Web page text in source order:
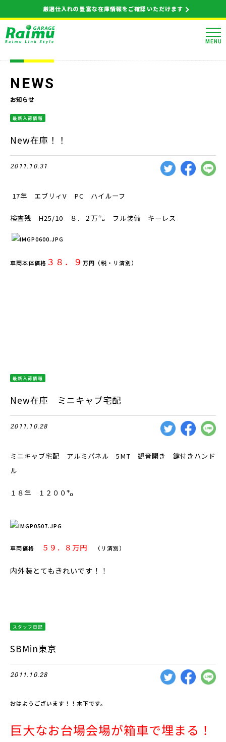
厳選仕入れの豊富な在庫情報をご確認いただけます
MENU
NEWS
お知らせ
最新入荷情報
New在庫！！
2011.10.31
17年 エブリィV PC ハイルーフ
検査残 H25/10 ８．２万㌔ フル装備 キーレス
車両本体価格 ３８．９ 万円（税・リ済別）
最新入荷情報
New在庫 ミニキャブ宅配
2011.10.28
ミニキャブ宅配 アルミパネル 5MT 観音開き 鍵付きハンド
ル
１８年 １２００㌔
車両価格 ５９．８万円 （リ済別）
内外装とてもきれいです！！
スタッフ日記
SBMin東京
2011.10.28
おはようございます！！木下です。
巨大なお台場会場が箱車で埋まる！